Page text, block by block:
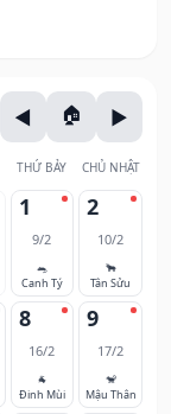
THỨ BẢY CHỦ NHẬT
1
9/2
🐀
Canh Tý
2
10/2
🐂
Tân Sửu
8
16/2
🐐
Đinh Mùi
9
17/2
🐒
Mậu Thân